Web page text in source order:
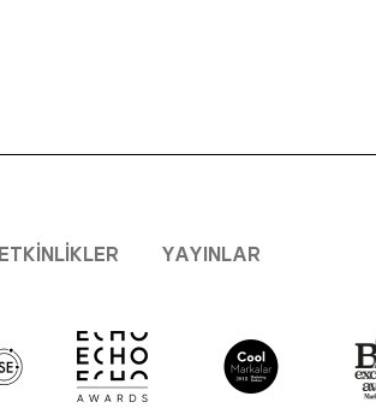
ETKINLIKLER YAYINLAR